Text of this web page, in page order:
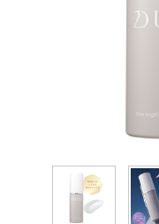
スペシャルコンテンツ